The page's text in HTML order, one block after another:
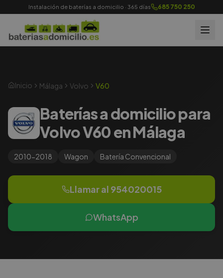
Instalación de baterías a domicilio · 365 días 685 750 250
Inicio Málaga Volvo V60
Baterías a domicilio para
Volvo V60 en Málaga
2010-2018 Wagon Batería Convencional
Llamar al 954020015
WhatsApp